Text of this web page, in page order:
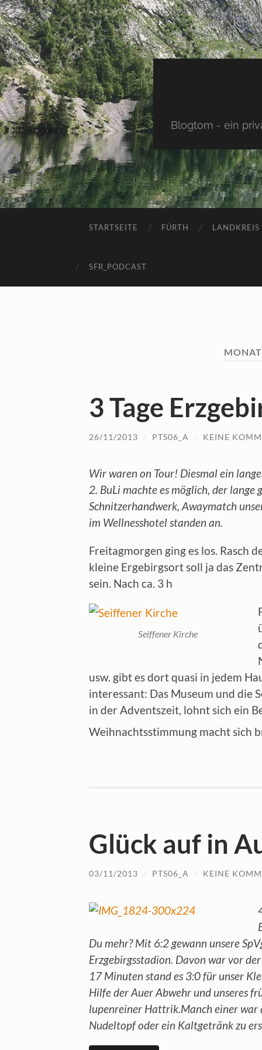
Blogtom - ein
STARTSEITE FÜRTH LANDKREIS
SFR_PODCAST
3 Tage
26/11/2013 / PTS06_A / KEINE
Wir waren on Tour! Diesmal ein
2. BuLi machte es möglich, der lange
Schnitzerhandwerk, Awaymatch
im Wellnesshotel standen an.
Freitagmorgen ging es los. Rasch
kleine Ergebirgsort soll ja das
sein. Nach ca. 3 h
Seiffener Kirche
usw. gibt es dort quasi in jedem
interessant: Das Museum und die
in der Adventszeit, lohnt sich ein
Weihnachtsstimmung macht sich
Glück auf in
03/11/2013 / PTS06_A / KEINE
Du mehr? Mit 6:2 gewann unsere
Erzgebirgsstadion. Davon war vor
17 Minuten stand es 3:0 für unser
Hilfe der Auer Abwehr und unseres
lupenreiner Hattrik.Manch einer war
Nudeltopf oder ein Kaltgetränk zu